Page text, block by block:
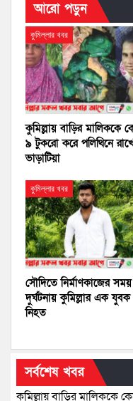
আরো পড়ুন
কুমিল্লার খবর
কুমিল্লায় বাড়ির মালিককে
৯ টুকরো করে পলিথিনে
ভাড়াটিয়া
কুমিল্লার খবর
সৌদিতে নির্মাণকাজের সময়
দুর্ঘটনায় কুমিল্লার এক যুবক
নিহত
সর্বশেষ খবর
কুমিল্লায় বাড়ির মালিককে